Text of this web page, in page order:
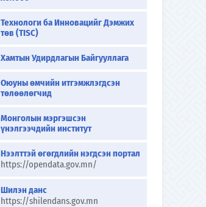
Технологи ба Инновацийг Дэмжих
төв (TISC)
Хамтын Удирдлагын Байгууллага
Оюуны өмчийн итгэмжлэгдсэн
төлөөлөгчид
Монголын мэргэшсэн
үнэлгээчдийн институт
Нээлттэй өгөгдлийн нэгдсэн портал
https://opendata.gov.mn/
Шилэн данс
https://shilendans.gov.mn